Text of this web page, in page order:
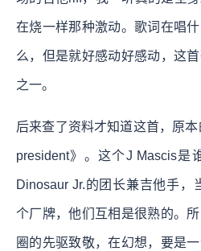
在烧一样那种激动。歌词在唱
么，但是就好感动好感动，这
之一。
后来查了资料才知道这首，原
president》。这个J Mascis是
Dinosaur Jr.的团长兼吉他手，
个厂牌，他们互相是很熟的。
圈的先驱致敬，在幻想，要是